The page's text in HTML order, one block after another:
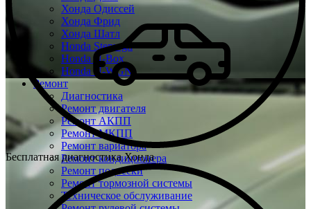
Хонда Одиссей
Хонда Фрид
Хонда Шатл
Honda Stepwgn
Honda N-Box
Honda N-WGN
Ремонт
Диагностика
Ремонт двигателя
Ремонт АКПП
Ремонт МКПП
Ремонт вариатора
Ремонт кондиционера
Ремонт подвески
Ремонт тормозной системы
Техническое обслуживание
Бесплатная диагностика Хонда